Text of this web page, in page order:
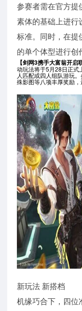
参赛者需在官方提
素体的基础上进行
标准。同时，在提
的单个体型进行创
【剑网3携手大富翁开启
动玩法将于5月28日正式
人匹配或四人组队游玩
殊影图等八项丰厚奖励
新玩法 新搭档
机缘巧合下，四位